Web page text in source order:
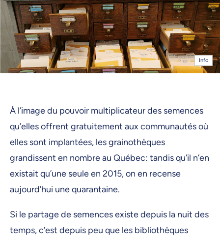
Info
À l’image du pouvoir multiplicateur des semences
qu’elles offrent gratuitement aux communautés où
elles sont implantées, les grainothèques
grandissent en nombre au Québec: tandis qu’il n’en
existait qu’une seule en 2015, on en recense
aujourd’hui une quarantaine.
Si le partage de semences existe depuis la nuit des
temps, c’est depuis peu que les bibliothèques